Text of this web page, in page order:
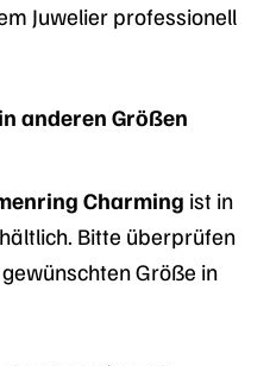
Juwelier professionell
anderen Größen
Charming ist in
Bitte überprüfen
Größe in